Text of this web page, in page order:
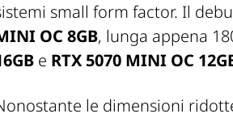
small form factor. Il
OC 8GB, lunga appena
e RTX 5070 MINI OC
le dimensioni